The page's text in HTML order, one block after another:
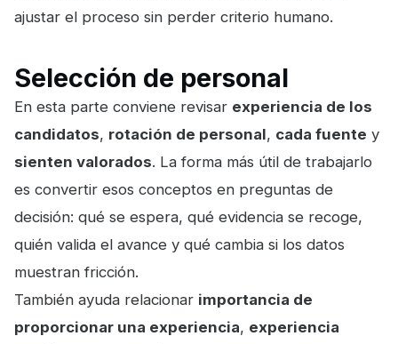
ajustar el proceso sin perder criterio humano.
Selección de personal
En esta parte conviene revisar experiencia de los
candidatos, rotación de personal, cada fuente y
sienten valorados. La forma más útil de trabajarlo
es convertir esos conceptos en preguntas de
decisión: qué se espera, qué evidencia se recoge,
quién valida el avance y qué cambia si los datos
muestran fricción.
También ayuda relacionar importancia de
proporcionar una experiencia, experiencia